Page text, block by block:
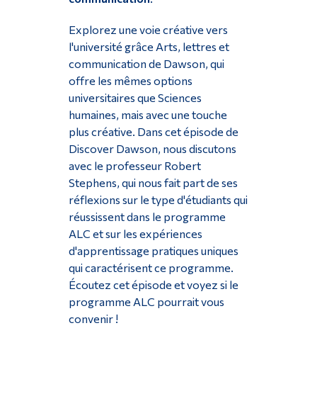
Explorez une voie créative vers
l'université grâce Arts, lettres et
communication de Dawson, qui
offre les mêmes options
universitaires que Sciences
humaines, mais avec une touche
plus créative. Dans cet épisode de
Discover Dawson, nous discutons
avec le professeur Robert
Stephens, qui nous fait part de ses
réflexions sur le type d'étudiants qui
réussissent dans le programme
ALC et sur les expériences
d'apprentissage pratiques uniques
qui caractérisent ce programme.
Écoutez cet épisode et voyez si le
programme ALC pourrait vous
convenir !
Diplômé·es et visiteur·euses